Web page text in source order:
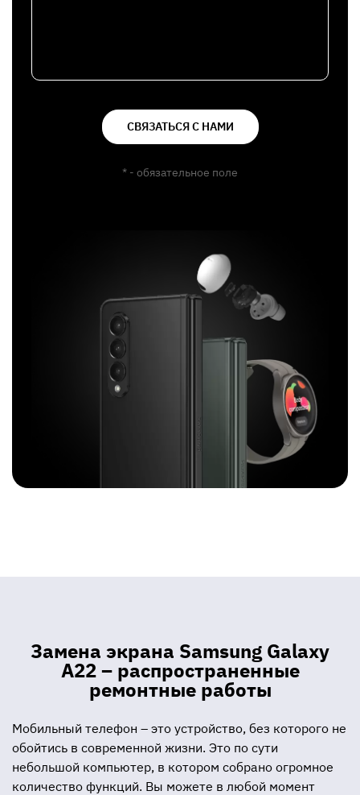
СВЯЗАТЬСЯ С НАМИ
* - обязательное поле
Замена экрана Samsung Galaxy
A22 – распространенные
ремонтные работы
Мобильный телефон – это устройство, без которого не
обойтись в современной жизни. Это по сути
небольшой компьютер, в котором собрано огромное
количество функций. Вы можете в любой момент